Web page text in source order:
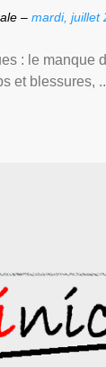
– mardi, juillet
: le manque
et blessures,